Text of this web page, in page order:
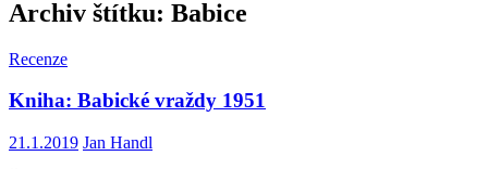
Archiv štítku: Babice
Recenze
Kniha: Babické vraždy 1951
21.1.2019 Jan Handl